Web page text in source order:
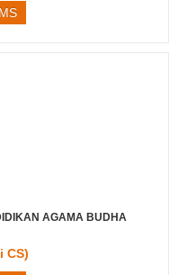
AGAMA BUDHA
CS)